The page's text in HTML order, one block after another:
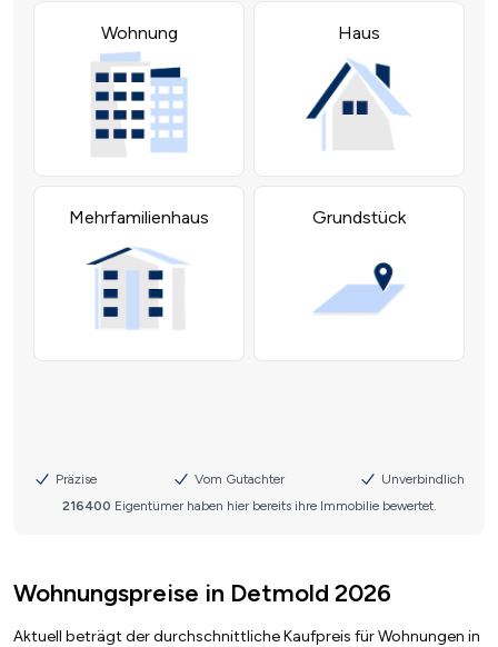
Wohnungspreise in Detmold 2026
Aktuell beträgt der durchschnittliche Kaufpreis für Wohnungen in